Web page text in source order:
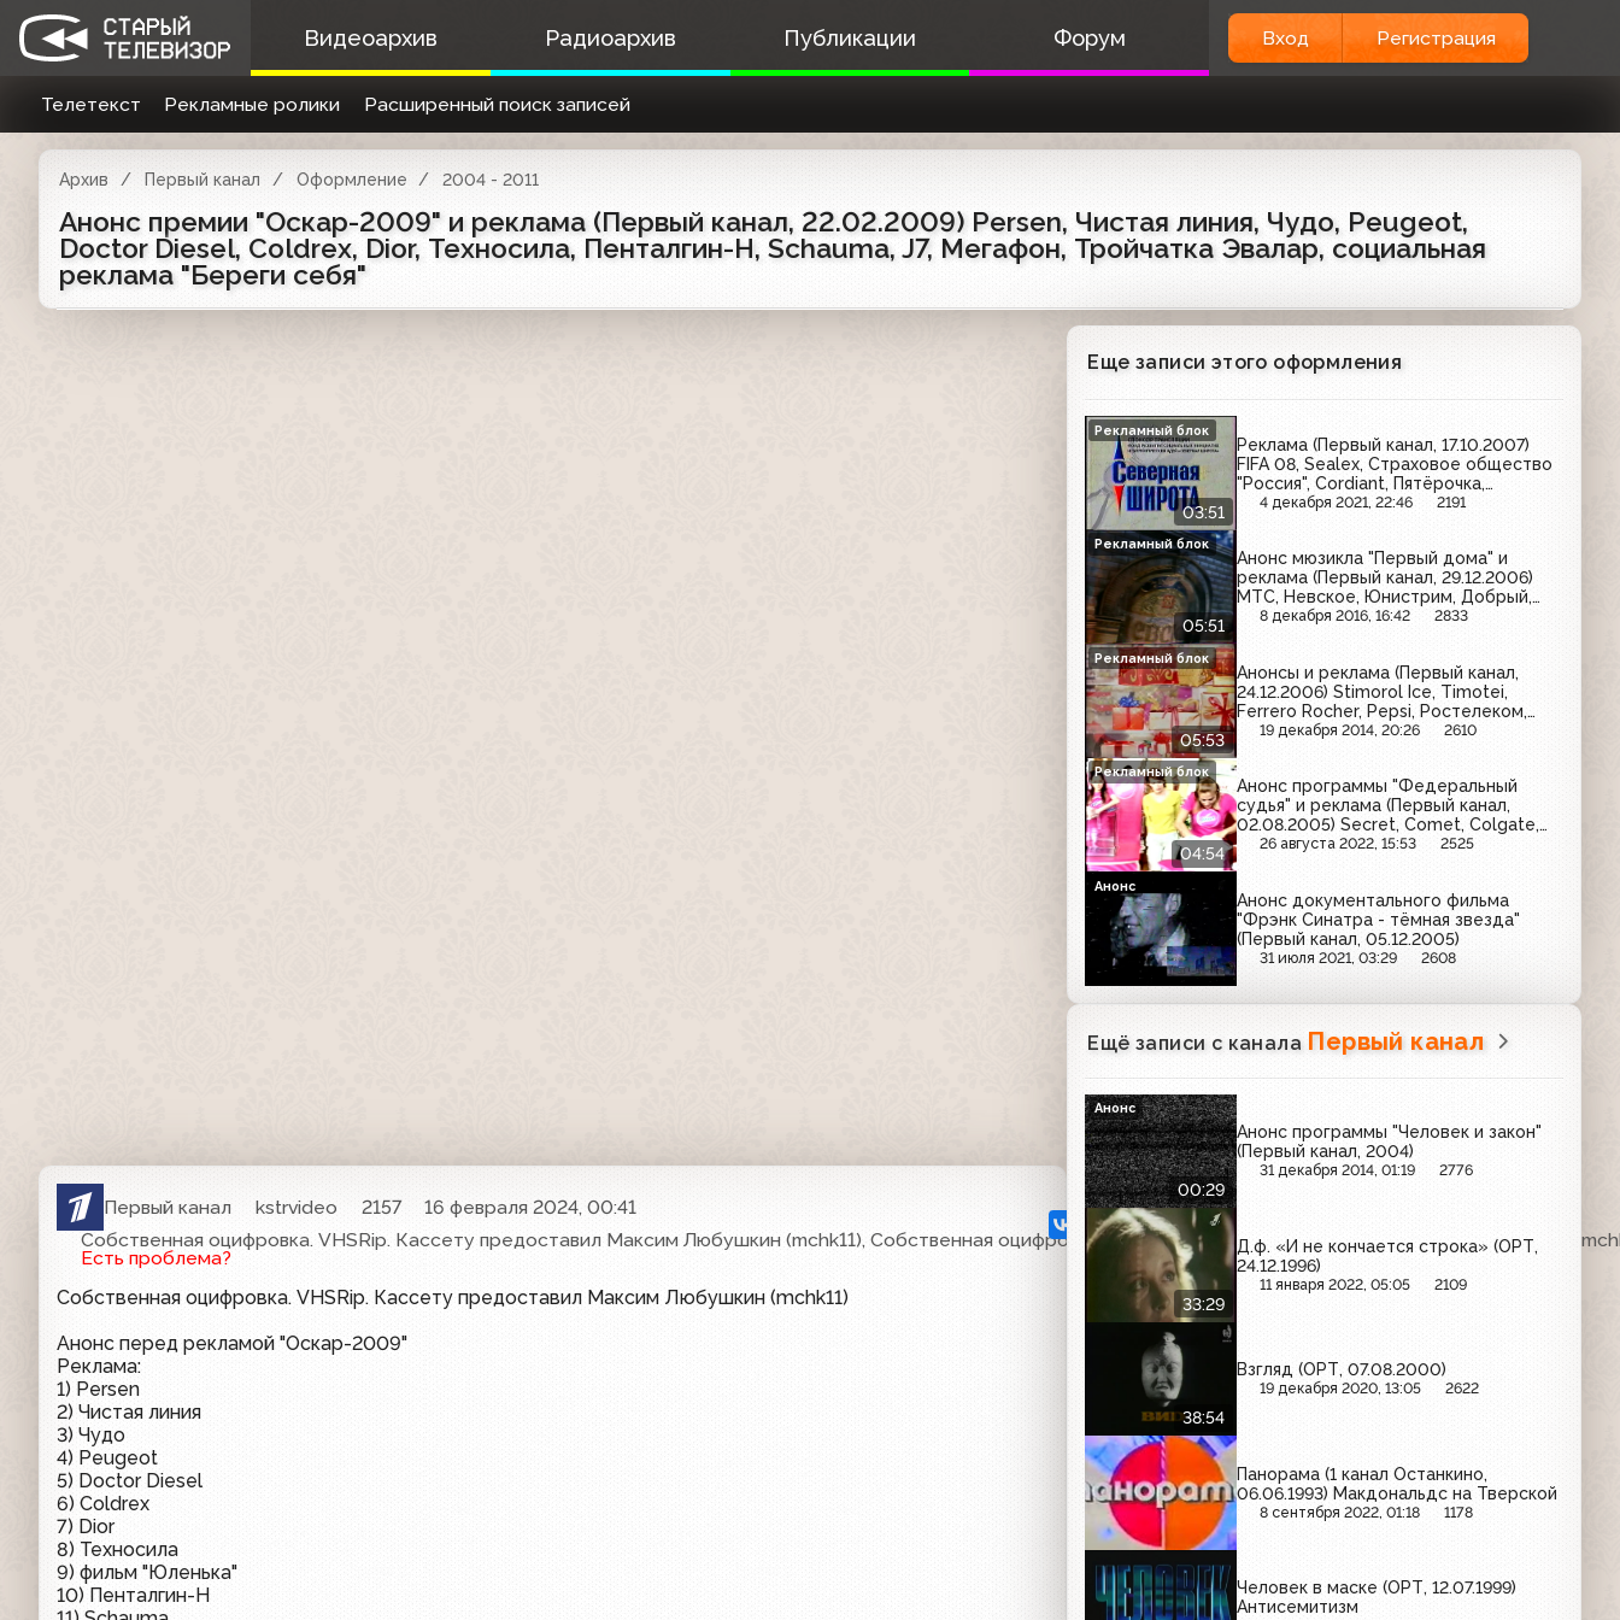
Видеоархив Радиоархив Публикации Форум Вход Регистрация
Телетекст Рекламные ролики Расширенный поиск записей
Архив Первый канал Оформление 2004 - 2011
Анонс премии "Оскар-2009" и реклама (Первый канал, 22.02.2009) Persen, Чистая линия, Чудо, Peugeot,
Doctor Diesel, Coldrex, Dior, Техносила, Пенталгин-Н, Schauma, J7, Мегафон, Тройчатка Эвалар, социальная
реклама "Береги себя"
Первый канал kstrvideo 2157
16 февраля 2024, 00:41
Собственная оцифровка. VHSRip. Кассету предоставил Максим Любушкин (mchk11), Собственная оцифровка. VHSRip. Кассету предоставил Максим Любушкин
Есть проблема?
Собственная оцифровка. VHSRip. Кассету предоставил Максим Любушкин (mchk11)
Анонс перед рекламой "Оскар-2009"
Реклама:
1) Persen
2) Чистая линия
3) Чудо
4) Peugeot
5) Doctor Diesel
6) Coldrex
7) Dior
8) Техносила
9) фильм "Юленька"
10) Пенталгин-Н
Еще записи этого оформления
03:51
Реклама (Первый канал, 17.10.2007)
FIFA 08, Sealex, Страховое общество
"Россия", Cordiant, Пятёрочка,
MacCoffee, Северная широта,
4 декабря 2021, 22:46 2191
Рекламный блок
05:51
Анонс мюзикла "Первый дома" и
реклама (Первый канал, 29.12.2006)
МТС, Невское, Юнистрим, Добрый,
Clearasil, Ярпиво, Мегафон
8 декабря 2016, 16:42 2833
Рекламный блок
05:53
Анонсы и реклама (Первый канал,
24.12.2006) Stimorol Ice, Timotei,
Ferrero Rocher, Pepsi, Ростелеком,
Арбат-Престиж, Полисорб,
19 декабря 2014, 20:26 2610
Рекламный блок
04:54
Анонс программы "Федеральный
судья" и реклама (Первый канал,
02.08.2005) Secret, Comet, Colgate,
Tide, Vanish, Lenor, Big Bon, Tix,
26 августа 2022, 15:53 2525
Рекламный блок
Анонс документального фильма
"Фрэнк Синатра - тёмная звезда"
(Первый канал, 05.12.2005)
31 июля 2021, 03:29 2608
Анонс
Ещё записи с канала Первый канал
00:29
Анонс программы "Человек и закон"
(Первый канал, 2004)
31 декабря 2014, 01:19 2776
Анонс
33:29
Д.ф. «И не кончается строка» (ОРТ,
24.12.1996)
11 января 2022, 05:05 2109
38:54
Взгляд (ОРТ, 07.08.2000)
19 декабря 2020, 13:05 2622
Панорама (1 канал Останкино,
06.06.1993) Макдональдс на Тверской
8 сентября 2022, 01:18 1178
Человек в маске (ОРТ, 12.07.1999)
Антисемитизм